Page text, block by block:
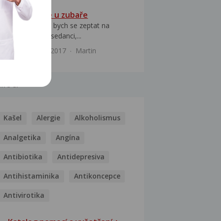
Analgosedace u zubaře
Dobrý den, chtěl bych se zeptat na
možnost analgosedanci,...
14.3.2017 Martin
Kašel Alergie Alkoholismus
Analgetika Angína
Antibiotika Antidepresiva
Antihistaminika Antikoncepce
Antivirotika